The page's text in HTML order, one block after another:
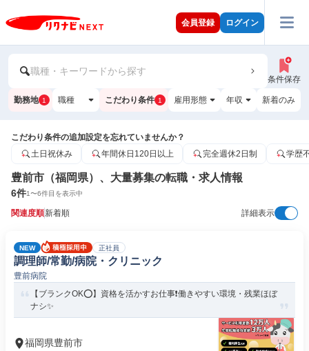
会員登録 ログイン
職種・キーワードから探す
条件保存
勤務地 1 職種 こだわり条件 1 雇用形態 年収 新着のみ
こだわり条件の追加設定を忘れていませんか？
土日祝休み
年間休日120日以上 完全週休2日制 学歴
豊前市（福岡県）、大量募集の転職・求人情報
6件1〜6件目を表示中
関連度順新着順 詳細表示
NEW 正社員
調理師/常勤/病院・クリニック
豊前病院
【ブランクOK⭕️】資格を活かすお仕事❗️働きやすい環境・残業ほぼ
ナシ✨
福岡県豊前市